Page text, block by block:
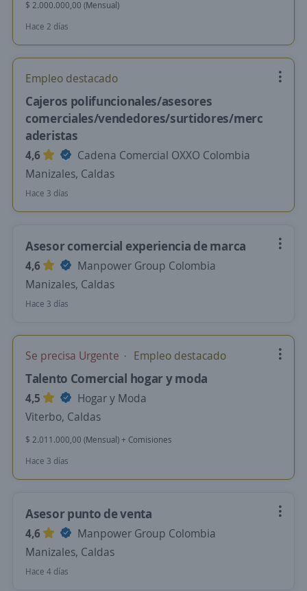
$ 2.000.000,00 (Mensual)
Hace 2 días
Empleo destacado
Cajeros polifuncionales/asesores
comerciales/vendedores/surtidores/merc
aderistas
4,6
Cadena Comercial OXXO Colombia
Manizales, Caldas
Hace 3 días
Asesor comercial experiencia de marca
4,6
Manpower Group Colombia
Manizales, Caldas
Hace 3 días
Se precisa Urgente Empleo destacado
Talento Comercial hogar y moda
4,5
Hogar y Moda
Viterbo, Caldas
$ 2.011.000,00 (Mensual) + Comisiones
Hace 3 días
Asesor punto de venta
4,6
Manpower Group Colombia
Manizales, Caldas
Hace 4 días